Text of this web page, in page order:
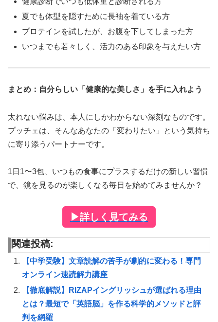
夏でも体型を隠すために長袖を着ている方
プロテインを試したが、お腹を下してしまった方
いつまでも若々しく、活力のある印象を与えたい方
まとめ：自分らしい「健康的な美しさ」を手に入れよう
太れない悩みは、本人にしかわからない深刻なものです。
プッチェは、そんなあなたの「変わりたい」という気持ち
に寄り添うパートナーです。
1日1〜3包、いつもの食事にプラスするだけの新しい習慣
で、鏡を見るのが楽しくなる毎日を始めてみませんか？
▶詳しく見てみる
関連投稿:
【中学受験】文章読解の苦手が劇的に変わる！専門
オンライン速読解力講座
【徹底解説】RIZAPイングリッシュが選ばれる理由
とは？最短で「英語脳」を作る科学的メソッドと評
判を網羅